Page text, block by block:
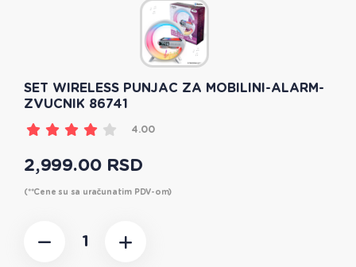
SET WIRELESS PUNJAC ZA MOBILINI-ALARM-
ZVUCNIK 86741
4.00
2,999.00 RSD
(**Cene su sa uračunatim PDV-om)